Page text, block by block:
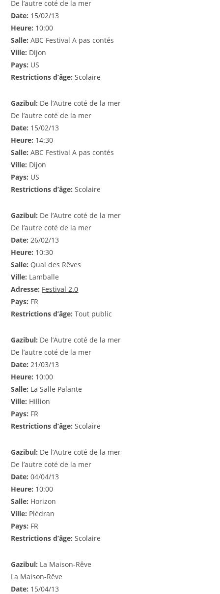
De l’autre coté de la mer
Date: 15/02/13
Heure: 10:00
Salle: ABC Festival A pas contés
Ville: Dijon
Pays: US
Restrictions d’âge: Scolaire
Gazibul: De l’Autre coté de la mer
De l’autre coté de la mer
Date: 15/02/13
Heure: 14:30
Salle: ABC Festival A pas contés
Ville: Dijon
Pays: US
Restrictions d’âge: Scolaire
Gazibul: De l’Autre coté de la mer
De l’autre coté de la mer
Date: 26/02/13
Heure: 10:30
Salle: Quai des Rêves
Ville: Lamballe
Adresse: Festival 2.0
Pays: FR
Restrictions d’âge: Tout public
Gazibul: De l’Autre coté de la mer
De l’autre coté de la mer
Date: 21/03/13
Heure: 10:00
Salle: La Salle Palante
Ville: Hillion
Pays: FR
Restrictions d’âge: Scolaire
Gazibul: De l’Autre coté de la mer
De l’autre coté de la mer
Date: 04/04/13
Heure: 10:00
Salle: Horizon
Ville: Plédran
Pays: FR
Restrictions d’âge: Scolaire
Gazibul: La Maison-Rêve
La Maison-Rêve
Date: 15/04/13